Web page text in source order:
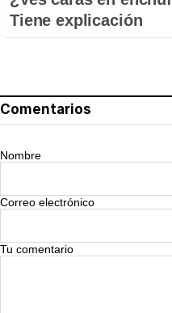
Tiene explicación
Comentarios
Nombre
Correo electrónico
Tu comentario